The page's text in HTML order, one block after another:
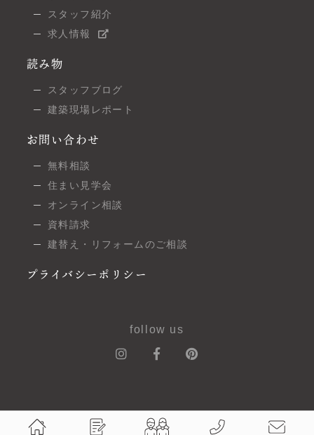
スタッフ紹介
求人情報
読み物
スタッフブログ
建築現場レポート
お問い合わせ
無料相談
住まい見学会
オンライン相談
資料請求
建替え・リフォームのご相談
プライバシーポリシー
follow us